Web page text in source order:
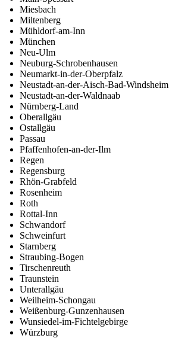
Miesbach
Miltenberg
Mühldorf-am-Inn
München
Neu-Ulm
Neuburg-Schrobenhausen
Neumarkt-in-der-Oberpfalz
Neustadt-an-der-Aisch-Bad-Windsheim
Neustadt-an-der-Waldnaab
Nürnberg-Land
Oberallgäu
Ostallgäu
Passau
Pfaffenhofen-an-der-Ilm
Regen
Regensburg
Rhön-Grabfeld
Rosenheim
Roth
Rottal-Inn
Schwandorf
Schweinfurt
Starnberg
Straubing-Bogen
Tirschenreuth
Traunstein
Unterallgäu
Weilheim-Schongau
Weißenburg-Gunzenhausen
Wunsiedel-im-Fichtelgebirge
Würzburg